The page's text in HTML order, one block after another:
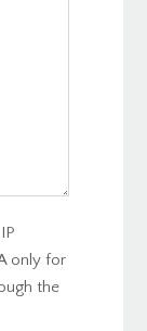
only for
the